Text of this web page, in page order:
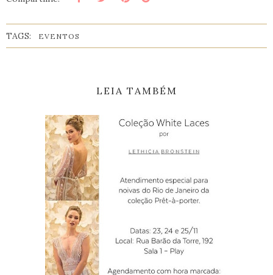
TAGS: EVENTOS
LEIA TAMBÉM